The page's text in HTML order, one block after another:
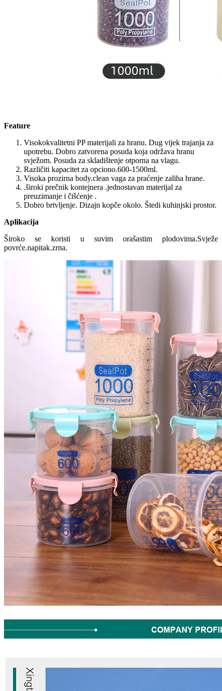
Feature
Visokokvalitetni PP materijali za hranu. Dug vijek trajanja za
upotrebu. Dobro zatvorena posuda koja održava hranu
svježom. Posuda za skladištenje otporna na vlagu.
Različiti kapacitet za opciono.600-1500ml.
Visoka prozirna body.clean vaga za praćenje zaliha hrane.
.široki prečnik kontejnera .jednostavan materijal za
preuzimanje i čišćenje .
Dobro brtvljenje. Dizajn kopče okolo. Štedi kuhinjski prostor.
Aplikacija
Široko se koristi u suvim orašastim plodovima.Svježe
povrće.napitak.zrna.